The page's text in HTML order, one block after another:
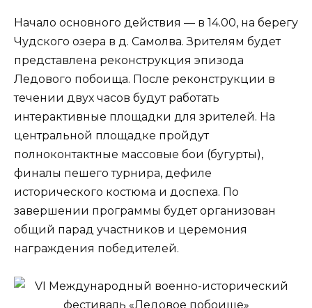
Начало основного действия — в 14.00, на берегу
Чудского озера в д. Самолва. Зрителям будет
представлена реконструкция эпизода
Ледового побоища. После реконструкции в
течении двух часов будут работать
интерактивные площадки для зрителей. На
центральной площадке пройдут
полноконтактные массовые бои (бугурты),
финалы пешего турнира, дефиле
исторического костюма и доспеха. По
завершении программы будет организован
общий парад участников и церемония
награждения победителей.